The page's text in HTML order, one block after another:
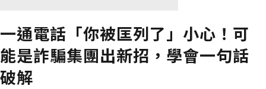
一通電話「你被匡列了」小心！可
能是詐騙集團出新招，學會一句話
破解